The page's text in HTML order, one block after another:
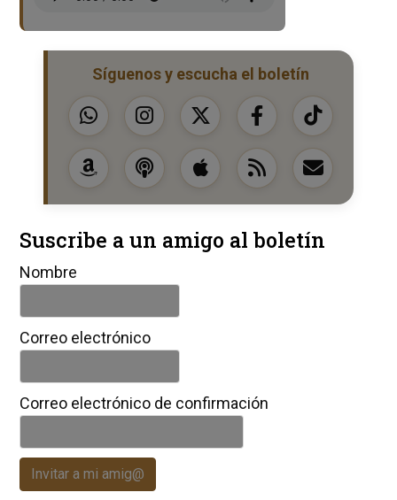
Síguenos y escucha el boletín
Suscribe a un amigo al boletín
Nombre
Correo electrónico
Correo electrónico de confirmación
Invitar a mi amig@